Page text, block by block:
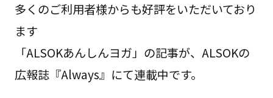
多くのご利用者様からも好評をいただいており
ます
「ALSOKあんしんヨガ」の記事が、ALSOKの
広報誌『Always』にて連載中です。